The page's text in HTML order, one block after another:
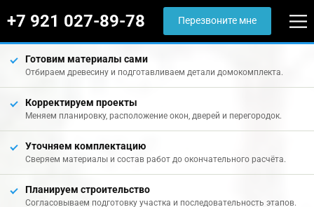
+7 921 027-89-78 Перезвоните мне
Готовим материалы сами
Отбираем древесину и подготавливаем детали домокомплекта.
Корректируем проекты
Меняем планировку, расположение окон, дверей и перегородок.
Уточняем комплектацию
Сверяем материалы и состав работ до окончательного расчёта.
Планируем строительство
Согласовываем подготовку участка и последовательность этапов.